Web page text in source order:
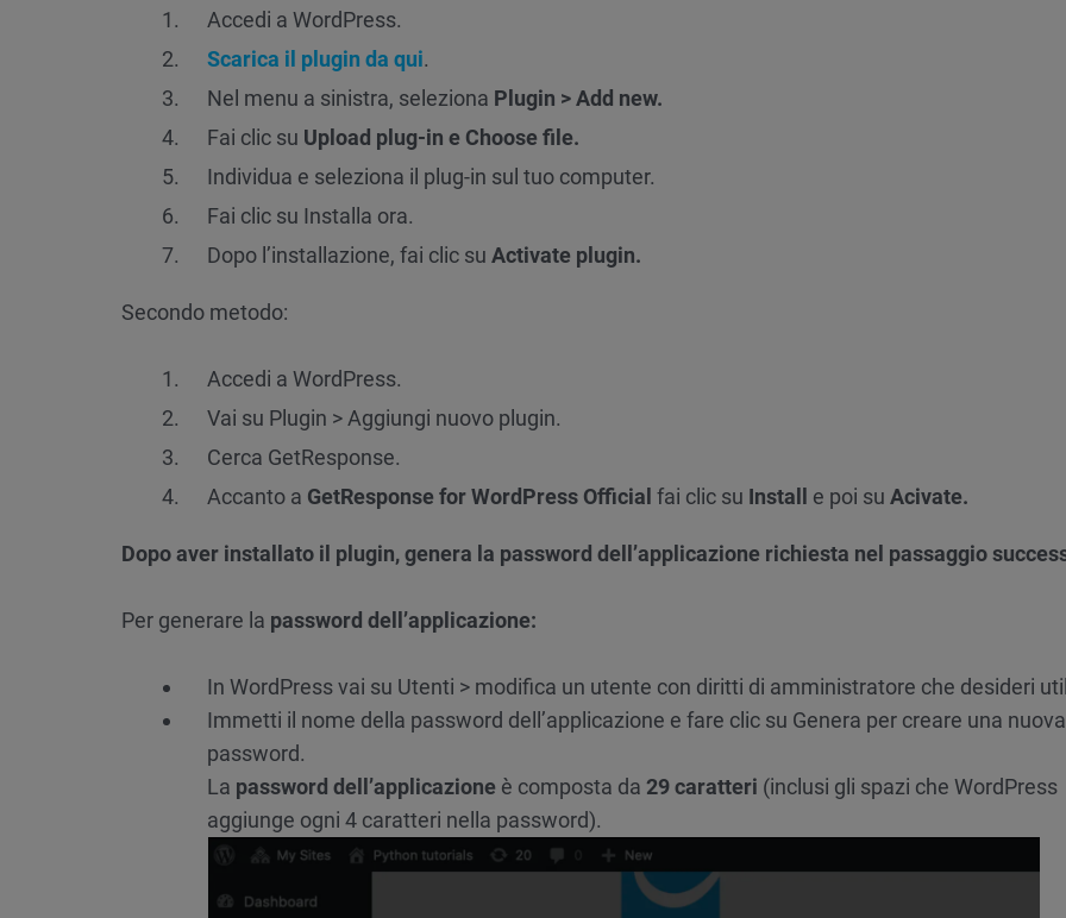
Accedi a WordPress.
Scarica il plugin da qui.
Nel menu a sinistra, seleziona Plugin > Add new.
Fai clic su Upload plug-in e Choose file.
Individua e seleziona il plug-in sul tuo computer.
Fai clic su Installa ora.
Dopo l’installazione, fai clic su Activate plugin.
Secondo metodo:
Accedi a WordPress.
Vai su Plugin > Aggiungi nuovo plugin.
Cerca GetResponse.
Accanto a GetResponse for WordPress Official fai clic su Install e poi su Acivate.
Dopo aver installato il plugin, genera la password dell’applicazione richiesta nel passaggio
Per generare la password dell’applicazione:
In WordPress vai su Utenti > modifica un utente con diritti di amministratore che desideri
Immetti il nome della password dell’applicazione e fare clic su Genera per creare una nuova
password.
La password dell’applicazione è composta da 29 caratteri (inclusi gli spazi che WordPress
aggiunge ogni 4 caratteri nella password).